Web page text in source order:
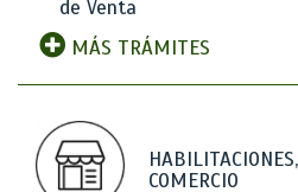
de Venta
MÁS TRÁMITES
COMERCIO